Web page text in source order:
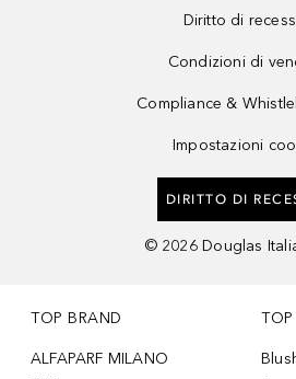
Diritto di
Condizioni di
Compliance &
Impostazioni
DIRITTO DI
© 2026 Douglas
TOP BRAND
ALFAPARF MILANO
TOP